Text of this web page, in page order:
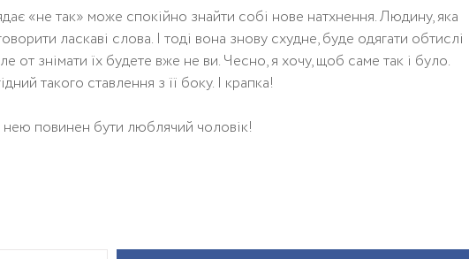
«не так» може спокійно знайти собі нове натхнення. Людину, яка
ласкаві слова. І тоді вона знову схудне, буде одягати обтислі
от знімати їх будете вже не ви. Чесно, я хочу, щоб саме так і було.
такого ставлення з її боку. І крапка!
повинен бути люблячий чоловік!